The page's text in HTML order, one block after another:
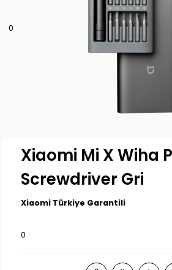
0
Xiaomi Mi X Wiha
Screwdriver Gri
Xiaomi Türkiye Garantili
0